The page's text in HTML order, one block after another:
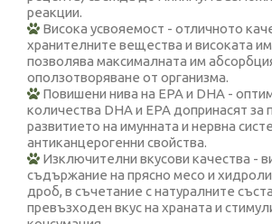
реакции.
Висока усвояемост - отличното
хранителните вещества и високата
позволява максималната им
оползотворяване от организма.
Повишени нива на ЕРА и DHA -
количества DHA и EPA допринасят за
развитието на имунната и нервна
антиканцерогенни свойства.
Изключителни вкусови качества -
съдържание на прясно месо и
дроб, в съчетание с натуралните
превъзходен вкус на храната и